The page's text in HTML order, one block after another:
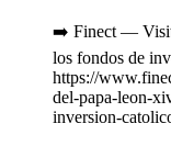
➡️ Finect —
los fondos de
https://
del-papa-leon-
inversion-